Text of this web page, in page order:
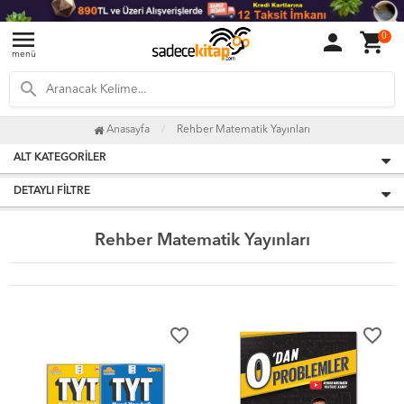
menu
menü person shopping_cart0
search
Anasayfa Rehber Matematik Yayınları
ALT KATEGORILER
DETAYLI FILTRE
Rehber Matematik Yayınları
favorite_border favorite_border